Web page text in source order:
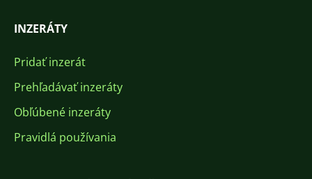
INZERÁTY
Pridať inzerát
Prehľadávať inzeráty
Obľúbené inzeráty
Pravidlá používania